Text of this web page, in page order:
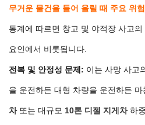
무거운 물건을 들어 올릴 때 주요 위
통계에 따르면 창고 및 야적장 사고
요인에서 비롯됩니다.
전복 및 안정성 문제: 이는 사망 사고
을 운전하든 대형 차량을 운전하든 마
차 또는 대규모 10톤 디젤 지게차하